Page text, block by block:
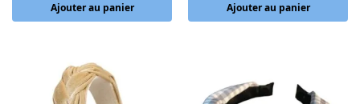
Ajouter au panier Ajouter au panier